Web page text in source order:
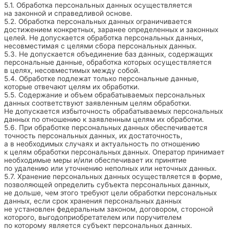
5.1. Обработка персональных данных осуществляется
на законной и справедливой основе.
5.2. Обработка персональных данных ограничивается
достижением конкретных, заранее определенных и законных
целей. Не допускается обработка персональных данных,
несовместимая с целями сбора персональных данных.
5.3. Не допускается объединение баз данных, содержащих
персональные данные, обработка которых осуществляется
в целях, несовместимых между собой.
5.4. Обработке подлежат только персональные данные,
которые отвечают целям их обработки.
5.5. Содержание и объем обрабатываемых персональных
данных соответствуют заявленным целям обработки.
Не допускается избыточность обрабатываемых персональных
данных по отношению к заявленным целям их обработки.
5.6. При обработке персональных данных обеспечивается
точность персональных данных, их достаточность,
а в необходимых случаях и актуальность по отношению
к целям обработки персональных данных. Оператор принимает
необходимые меры и/или обеспечивает их принятие
по удалению или уточнению неполных или неточных данных.
5.7. Хранение персональных данных осуществляется в форме,
позволяющей определить субъекта персональных данных,
не дольше, чем этого требуют цели обработки персональных
данных, если срок хранения персональных данных
не установлен федеральным законом, договором, стороной
которого, выгодоприобретателем или поручителем
по которому является субъект персональных данных.